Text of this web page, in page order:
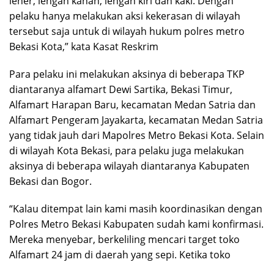
pelaku hanya melakukan aksi kekerasan di wilayah
tersebut saja untuk di wilayah hukum polres metro
Bekasi Kota,” kata Kasat Reskrim
Para pelaku ini melakukan aksinya di beberapa TKP
diantaranya alfamart Dewi Sartika, Bekasi Timur,
Alfamart Harapan Baru, kecamatan Medan Satria dan
Alfamart Pengeram Jayakarta, kecamatan Medan Satria
yang tidak jauh dari Mapolres Metro Bekasi Kota. Selain
di wilayah Kota Bekasi, para pelaku juga melakukan
aksinya di beberapa wilayah diantaranya Kabupaten
Bekasi dan Bogor.
“Kalau ditempat lain kami masih koordinasikan dengan
Polres Metro Bekasi Kabupaten sudah kami konfirmasi.
Mereka menyebar, berkeliling mencari target toko
Alfamart 24 jam di daerah yang sepi. Ketika toko